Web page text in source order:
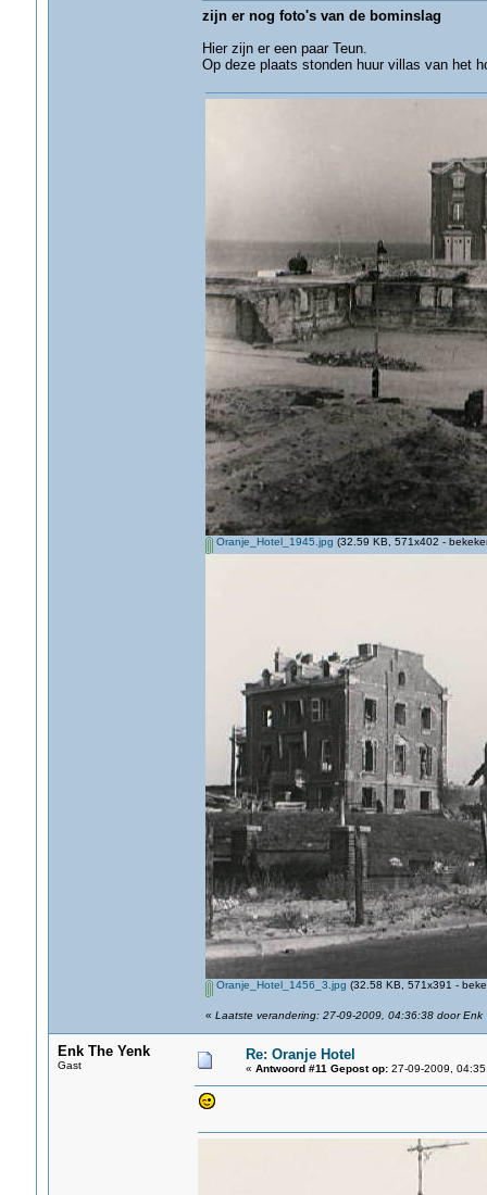
zijn er nog foto's van de bominslag
Hier zijn er een paar Teun.
Op deze plaats stonden huur villas van het
Oranje_Hotel_1945.jpg (32.59 KB, 571x402 -
Oranje_Hotel_1456_3.jpg (32.58 KB, 571x391 -
« Laatste verandering: 27-09-2009, 04:36:38 door Enk
Enk The Yenk
Gast
Re: Oranje Hotel
« Antwoord #11 Gepost op:27-09-2009,